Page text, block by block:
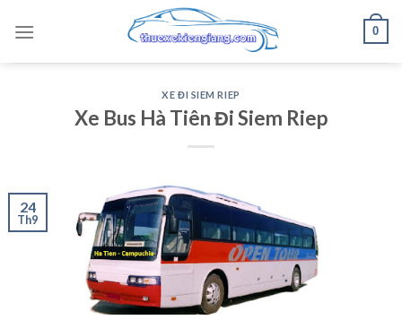
0
XE ĐI SIEM RIEP
Xe Bus Hà Tiên Đi Siem Riep
24
Th9